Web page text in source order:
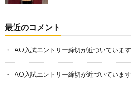
最近のコメント
AO入試エントリー締切が近づいています
AO入試エントリー締切が近づいています